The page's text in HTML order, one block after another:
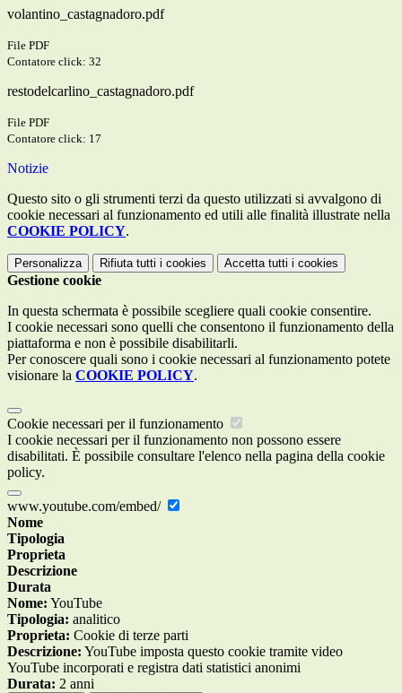
volantino_castagnadoro.pdf
File PDF
Contatore click: 32
restodelcarlino_castagnadoro.pdf
File PDF
Contatore click: 17
Notizie
Questo sito o gli strumenti terzi da questo utilizzati si avvalgono di
cookie necessari al funzionamento ed utili alle finalità illustrate nella
COOKIE POLICY.
Personalizza Rifiuta tutti i cookies Accetta tutti i cookies
Gestione cookie
In questa schermata è possibile scegliere quali cookie consentire.
I cookie necessari sono quelli che consentono il funzionamento della
piattaforma e non è possibile disabilitarli.
Per conoscere quali sono i cookie necessari al funzionamento potete
visionare la COOKIE POLICY.
Cookie necessari per il funzionamento
I cookie necessari per il funzionamento non possono essere
disabilitati. È possibile consultare l'elenco nella pagina della cookie
policy.
www.youtube.com/embed/
Nome
Tipologia
Proprieta
Descrizione
Durata
Nome: YouTube
Tipologia: analitico
Proprieta: Cookie di terze parti
Descrizione: YouTube imposta questo cookie tramite video
YouTube incorporati e registra dati statistici anonimi
Durata: 2 anni